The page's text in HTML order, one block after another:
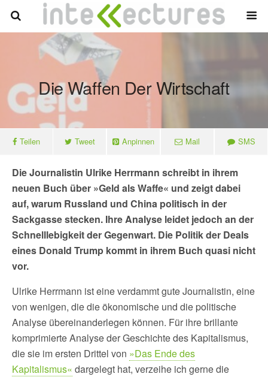
Die Waffen Der Wirtschaft
Teilen Tweet Anpinnen Mail SMS
Die Journalistin Ulrike Herrmann schreibt in ihrem
neuen Buch über »Geld als Waffe« und zeigt dabei
auf, warum Russland und China politisch in der
Sackgasse stecken. Ihre Analyse leidet jedoch an der
Schnelllebigkeit der Gegenwart. Die Politik der Deals
eines Donald Trump kommt in ihrem Buch quasi nicht
vor.
Ulrike Herrmann ist eine verdammt gute Journalistin, eine
von wenigen, die die ökonomische und die politische
Analyse übereinanderlegen können. Für ihre brillante
komprimierte Analyse der Geschichte des Kapitalismus,
die sie im ersten Drittel von »Das Ende des
Kapitalismus« dargelegt hat, verzeihe ich gerne die